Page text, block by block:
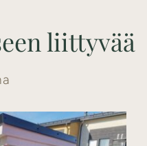
liittyvää